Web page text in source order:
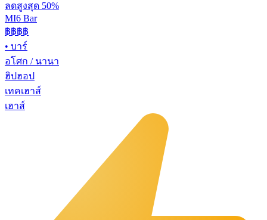
ลดสูงสุด 50%
MI6 Bar
฿฿฿฿
• บาร์
อโศก / นานา
ฮิปฮอป
เทคเฮาส์
เฮาส์